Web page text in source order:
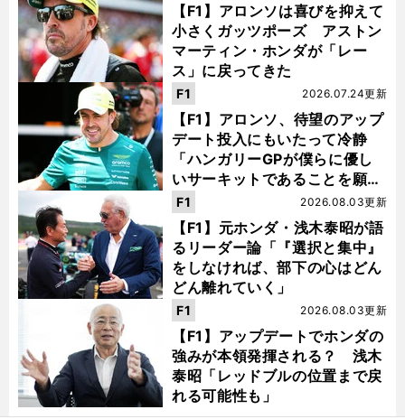
【F1】アロンソは喜びを抑えて
小さくガッツポーズ アストン
マーティン・ホンダが「レー
ス」に戻ってきた
【F1】アロンソ、待望のアップ
デート投入にもいたって冷静
「ハンガリーGPが僕らに優し
いサーキットであることを願
う」
2026.07.24更新
F1
【F1】元ホンダ・浅木泰昭が語
るリーダー論「『選択と集中』
をしなければ、部下の心はどん
どん離れていく」
2026.08.03更新
F1
【F1】アップデートでホンダの
強みが本領発揮される？ 浅木
泰昭「レッドブルの位置まで戻
れる可能性も」
2026.08.03更新
F1